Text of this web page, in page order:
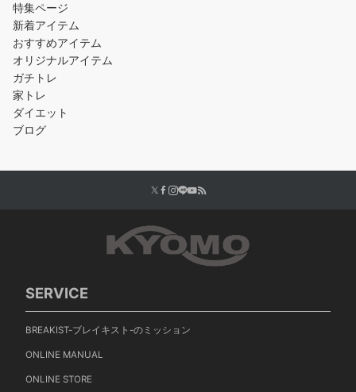
特集ページ
新着アイテム
おすすめアイテム
オリジナルアイテム
ガチトレ
家トレ
ダイエット
ブログ
SERVICE
BREAKIST-ブレイキスト-のミッション
ONLINE MANUAL
ONLINE STORE